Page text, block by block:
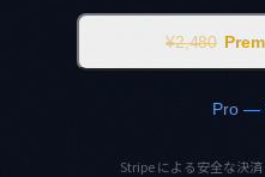
¥2,480
Pro —
Stripe による安全な決